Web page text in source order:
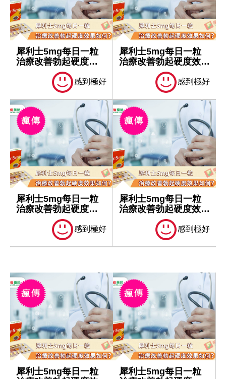
犀利士5mg每日一粒
治療改善勃起硬度效
感到極好
犀利士5mg每日一粒
治療改善勃起硬度效果
感到極好
犀利士5mg每日一粒
治療改善勃起硬度效
感到極好
犀利士5mg每日一粒
治療改善勃起硬度效果
感到極好
犀利士5mg每日一粒
犀利士5mg每日一粒